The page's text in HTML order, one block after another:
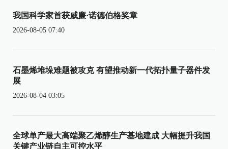
我国科学家首获威廉·诺德伯格奖章
2026-08-05 07:40
石墨烯堆垛难题被攻克 有望推动新一代拓扑量子器件发
展
2026-08-04 03:05
全球单产最大高端聚乙烯醇生产基地建成 大幅提升我国
关键产业链自主可控水平